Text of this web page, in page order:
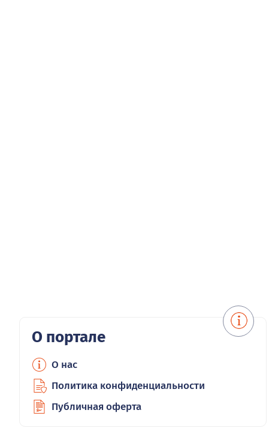
О портале
О нас
Политика конфиденциальности
Публичная оферта